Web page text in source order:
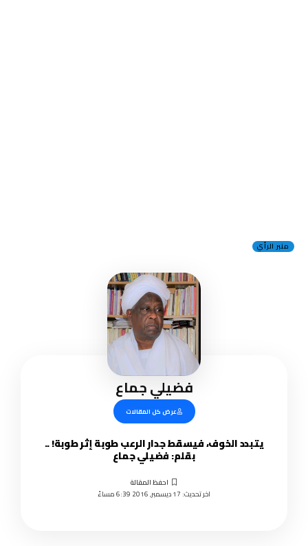
منبر الرأي
فضيلي جماع
عرض كل المقالات
يتبدد الخوف، فيسقط جدار الرعب طوبة إثر طوبة! ..
بقلم: فضيلي جماع
اخر تحديث: 17 ديسمبر, 2016 6:39 مساءً